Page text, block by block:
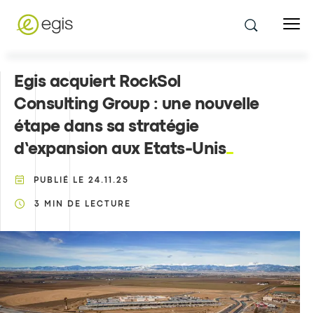
Egis acquiert RockSol
Consulting Group : une nouvelle
étape dans sa stratégie
d’expansion aux Etats-Unis
PUBLIÉ LE 24.11.25
3 MIN DE LECTURE